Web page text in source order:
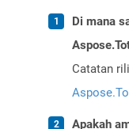
Di mana
Catatan
Apakah